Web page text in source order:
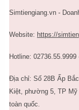
Simtiengiang.vn -
Website: https://
Hotline:
Địa chỉ: Số 28B Ấp
Kiệt, phường 5, TP
toàn quốc.